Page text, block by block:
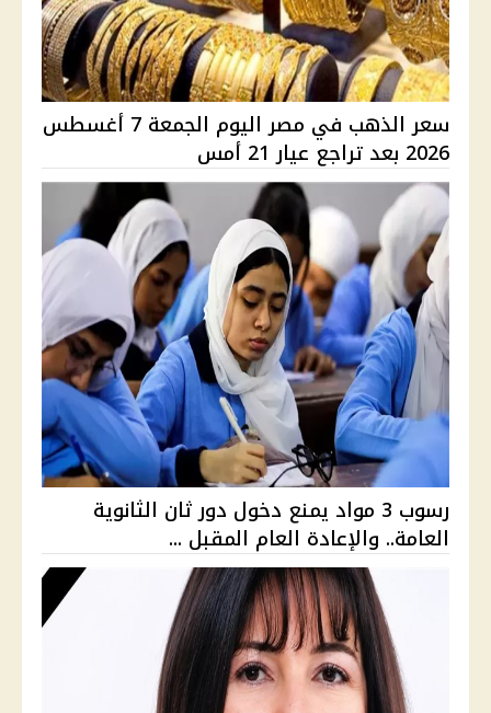
سعر الذهب في مصر اليوم الجمعة 7 أغسطس
2026 بعد تراجع عيار 21 أمس
رسوب 3 مواد يمنع دخول دور ثان الثانوية
العامة.. والإعادة العام المقبل ...